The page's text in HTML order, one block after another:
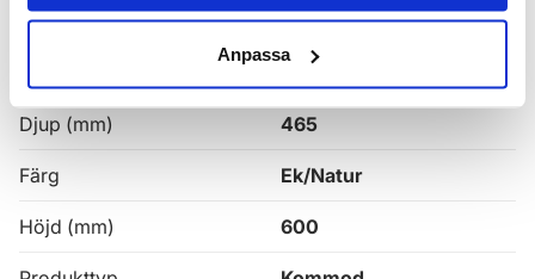
Anpassa
Egenskaper
Djup (mm) 465
Färg Ek/Natur
Höjd (mm) 600